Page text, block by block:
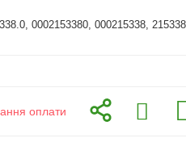
0002153380, 000215338,
оплати